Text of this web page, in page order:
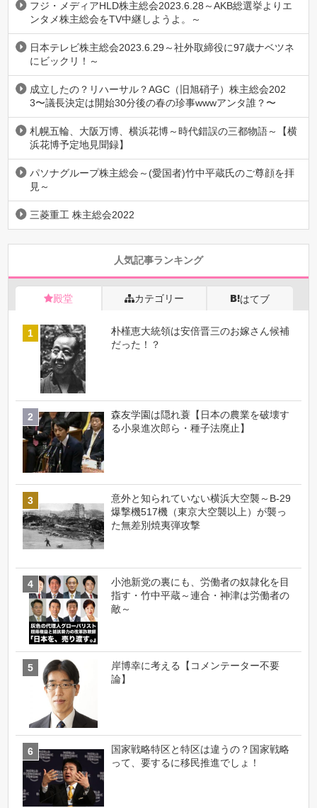
フジ・メディアHLD株主総会2023.6.28～AKB総選挙よりエ
ンタメ株主総会をTV中継しようよ。～
日本テレビ株主総会2023.6.29～社外取締役に97歳ナベツネ
にビックリ！～
成立したの？リハーサル？AGC（旧旭硝子）株主総会202
3〜議長決定は開始30分後の春の珍事wwwアンタ誰？〜
札幌五輪、大阪万博、横浜花博～時代錯誤の三都物語～【横
浜花博予定地見聞録】
パソナグループ株主総会～(愛国者)竹中平蔵氏のご尊顔を拝
見～
三菱重工 株主総会2022
人気記事ランキング
殿堂 カテゴリー はてブ
朴槿恵大統領は安倍晋三のお嫁さん候補
だった！？
森友学園は隠れ蓑【日本の農業を破壊す
る小泉進次郎ら・種子法廃止】
意外と知られていない横浜大空襲～B-29
爆撃機517機（東京大空襲以上）が襲っ
た無差別焼夷弾攻撃
小池新党の裏にも、労働者の奴隷化を目
指す・竹中平蔵～連合・神津は労働者の
敵～
岸博幸に考える【コメンテーター不要
論】
国家戦略特区と特区は違うの？国家戦略
って、要するに移民推進でしょ！